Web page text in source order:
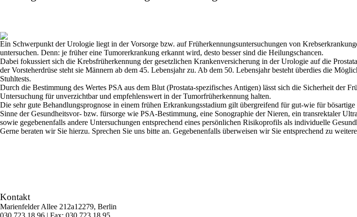
Ein Schwerpunkt der Urologie liegt in der Vorsorge bzw. auf Früherkennungsuntersuchungen von
untersuchen. Denn: je früher eine Tumorerkrankung erkannt wird, desto besser sind die Heilungschancen.
Dabei fokussiert sich die Krebsfrüherkennung der gesetzlichen Krankenversicherung in der Urologie auf die
der Vorsteherdrüse steht sie Männern ab dem 45. Lebensjahr zu. Ab dem 50. Lebensjahr besteht überdies die
Stuhltests.
Durch die Bestimmung des Wertes PSA aus dem Blut (Prostata-spezifisches Antigen) lässt sich die Sicherheit der
Untersuchung für unverzichtbarund empfehlenswert in der Tumorfrüherkennung halten.
Die sehr gute Behandlungsprognose in einem frühen Erkrankungsstadium gilt übergreifend für gut-wie für
Sinne der Gesundheitsvor- bzw. fürsorge wie PSA-Bestimmung, eine Sonographie der Nieren, ein transrektaler
sowie gegebenenfalls andere Untersuchungen entsprechend eines persönlichen Risikoprofils als individuelle
Gerne beraten wir Sie hierzu. Sprechen Sie uns bitte an. Gegebenenfalls überweisen wirSie entsprechend zu
Kontakt
Marienfelder Allee 212a12279, Berlin